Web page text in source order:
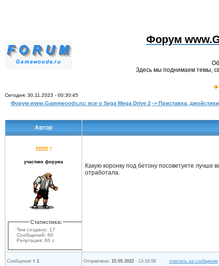
Форум
Здесь мы поднимаем темы,
Сегодня: 30.11.2023 - 00:30:45
Форум www.Gamewoods.ru: все о Sega Mega Drive 2 -> Приставка,
Автор
verer •
участник форума
Статистика:
Тем создано: 17
Сообщений: 60
Репутация: 60 ±
Какую коронку под бетону посоветуете лучше
отработала.
Сообщение # 1. Отправлено: 15.05.2022 - 13:16:08 ответить на сообщение